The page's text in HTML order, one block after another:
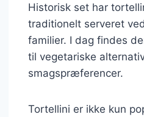
Historisk set har
traditionelt serveret
familier. I dag findes
til vegetariske
smagspræferencer.
Tortellini er ikke kun